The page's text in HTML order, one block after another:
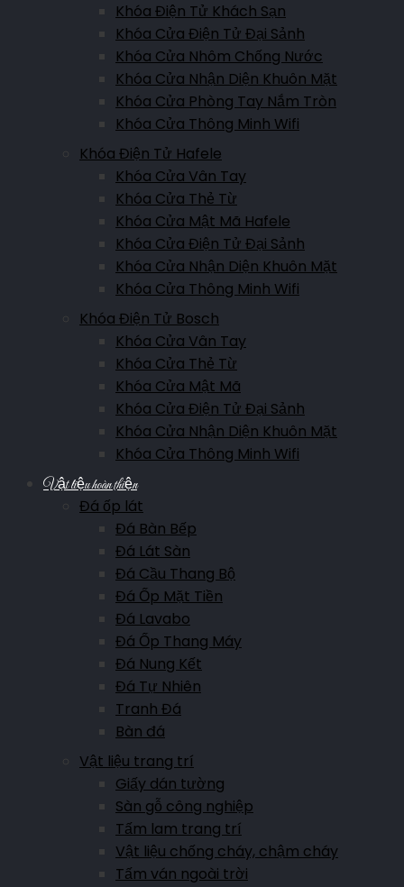
Khóa Điện Tử Khách Sạn
Khóa Cửa Điện Tử Đại Sảnh
Khóa Cửa Nhôm Chống Nước
Khóa Cửa Nhận Diện Khuôn Mặt
Khóa Cửa Phòng Tay Nắm Tròn
Khóa Cửa Thông Minh Wifi
Khóa Điện Tử Hafele
Khóa Cửa Vân Tay
Khóa Cửa Thẻ Từ
Khóa Cửa Mật Mã Hafele
Khóa Cửa Điện Tử Đại Sảnh
Khóa Cửa Nhận Diện Khuôn Mặt
Khóa Cửa Thông Minh Wifi
Khóa Điện Tử Bosch
Khóa Cửa Vân Tay
Khóa Cửa Thẻ Từ
Khóa Cửa Mật Mã
Khóa Cửa Điện Tử Đại Sảnh
Khóa Cửa Nhận Diện Khuôn Mặt
Khóa Cửa Thông Minh Wifi
Vật liệu hoàn thiện
Đá ốp lát
Đá Bàn Bếp
Đá Lát Sàn
Đá Cầu Thang Bộ
Đá Ốp Mặt Tiền
Đá Lavabo
Đá Ốp Thang Máy
Đá Nung Kết
Đá Tự Nhiên
Tranh Đá
Bàn đá
Vật liệu trang trí
Giấy dán tường
Sàn gỗ công nghiệp
Tấm lam trang trí
Vật liệu chống cháy, chậm cháy
Tấm ván ngoài trời